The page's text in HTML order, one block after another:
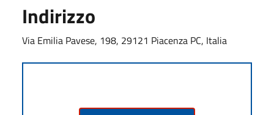
Indirizzo
Via Emilia Pavese, 198, 29121 Piacenza PC, Italia